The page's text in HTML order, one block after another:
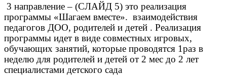
3 направление – (СЛАЙД 5) это реализация
программы «Шагаем вместе». взаимодействия
педагогов ДОО, родителей и детей . Реализация
программы идет в виде совместных игровых,
обучающих занятий, которые проводятся 1раз в
неделю для родителей и детей от 2 мес до 2 лет
специалистами детского сада